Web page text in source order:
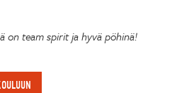
on team spirit ja hyvä pöhinä!